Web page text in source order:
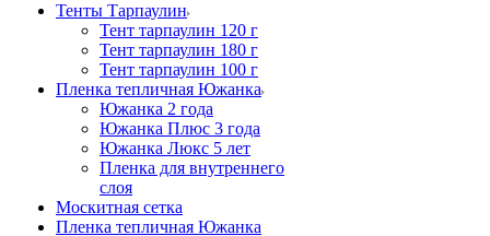
Тенты Тарпаулин
Тент тарпаулин 120 г
Тент тарпаулин 180 г
Тент тарпаулин 100 г
Пленка тепличная Южанка
Южанка 2 года
Южанка Плюс 3 года
Южанка Люкс 5 лет
Пленка для внутреннего
слоя
Москитная сетка
Пленка тепличная Южанка